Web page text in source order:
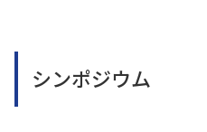
シンポジウム